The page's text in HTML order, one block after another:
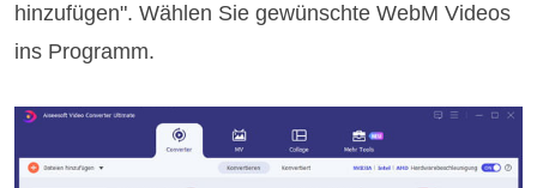
hinzufügen". Wählen Sie gewünschte WebM Videos
ins Programm.